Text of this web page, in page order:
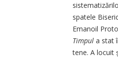
spatele
Emanoil
Timpul a stat
tene. A locuit